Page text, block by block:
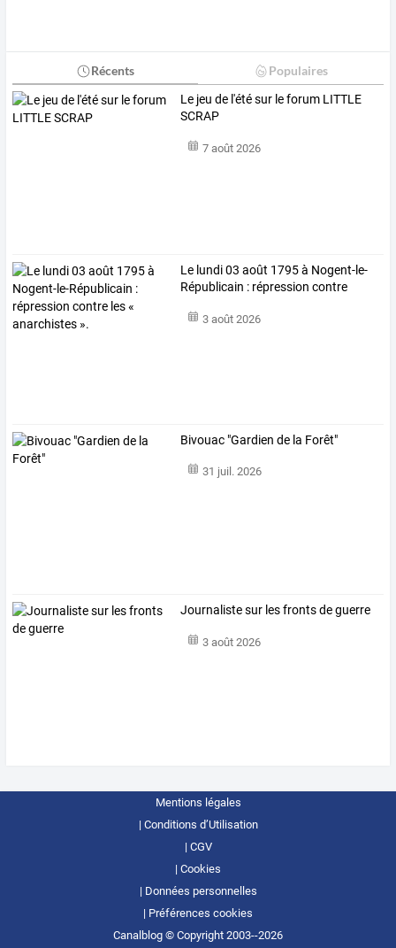
Récents Populaires
Le jeu de l'été sur le forum LITTLE
SCRAP
7 août 2026
Le lundi03 août 1795à Nogent-le-
Républicain : répression contre
3 août 2026
Bivouac "Gardien de la Forêt"
31 juil. 2026
Journaliste sur les fronts de guerre
3 août 2026
Mentions légales
Conditions d’Utilisation
CGV
Cookies
Données personnelles
Préférences cookies
Canalblog © Copyright 2003--2026